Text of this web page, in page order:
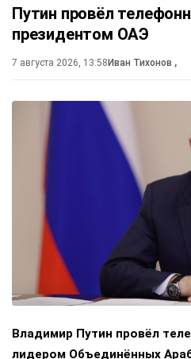
Путин провёл
президентом ОАЭ
7 августа 2026, 13:58 Иван Тихонов ,
Владимир Путин провёл
лидером Объединённых